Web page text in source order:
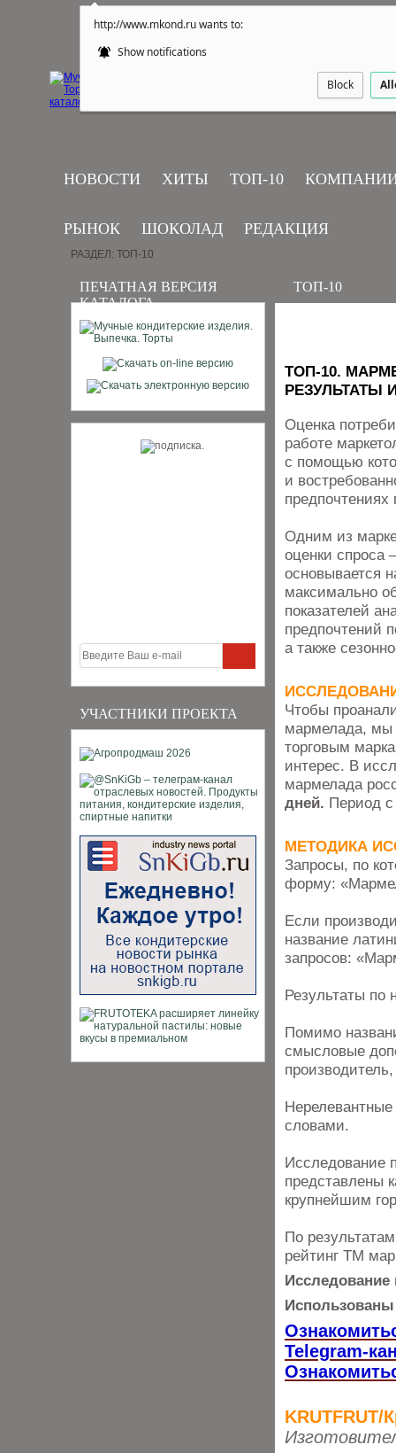
http://www.mkond.ru wants to:
Show notifications
Block
НОВОСТИ ХИТЫ ТОП-10
РЫНОК ШОКОЛАД РЕДАКЦИЯ
ПЕЧАТНАЯ ВЕРСИЯ
КАТАЛОГА
УЧАСТНИКИ ПРОЕКТА
РАЗДЕЛ: ТОП-10
ТОП-10
ТОП-10.
РЕЗУЛЬТАТЫ
Оценка
работе
с помощью
и
Одним из
оценки спроса
основывается
максимально
показателей
предпочтений
а также
Чтобы
мармелада, мы
торговым
интерес. В
мармелада
дней. Период с
МЕТОДИКА
Запросы, по
форму:
Если
название
запросов:
Результаты по
Помимо
смысловые
словами.
Исследование
представлены
крупнейшим
По
рейтинг ТМ
Исследование
Telegram-
KRUTFRUT/